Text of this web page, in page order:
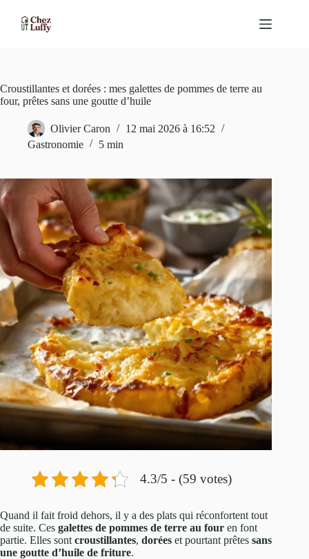
contenu
Croustillantes et dorées : mes galettes de pommes de terre au
four, prêtes sans une goutte d’huile
Olivier Caron
12 mai 2026 à 16:52
Gastronomie
5 min
4.3/5 - (59 votes)
Quand il fait froid dehors, il y a des plats qui réconfortent tout
de suite. Ces galettes de pommes de terre au four en font
partie. Elles sont croustillantes, dorées et pourtant prêtes sans
une goutte d’huile de friture.